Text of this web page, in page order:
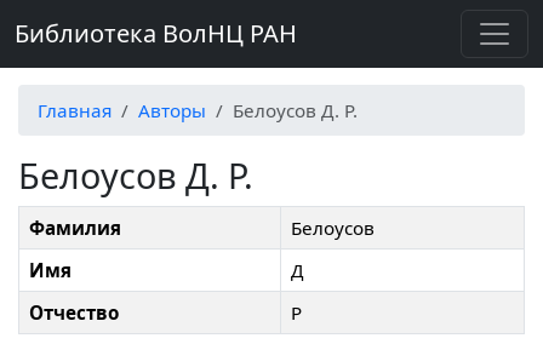
Библиотека ВолНЦ РАН
Главная Авторы Белоусов Д. Р.
Белоусов Д. Р.
Фамилия
Белоусов
Имя
Д
Отчество
Р